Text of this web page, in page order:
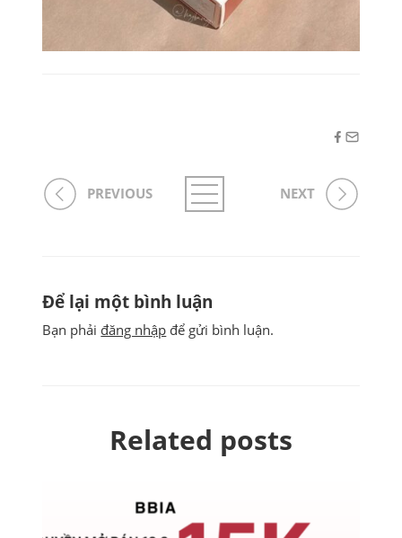
PREVIOUS NEXT
Để lại một bình luận
Bạn phải đăng nhập để gửi bình luận.
Related posts